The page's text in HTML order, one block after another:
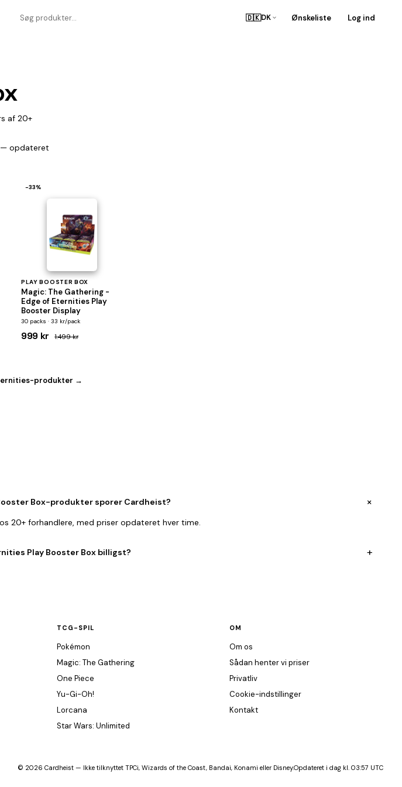
🇩🇰DK Ønskeliste Log ind
af 20+
— opdateret
−33%
PLAY BOOSTER BOX
Magic: The Gathering -
Edge of Eternities Play
Booster Display
30 packs · 33 kr/pack
999 kr 1.499 kr
produkter →
Box-produkter sporer Cardheist? +
20+ forhandlere, med priser opdateret hver time.
Play Booster Box billigst? +
TCG-SPIL
Pokémon
Magic: The Gathering
One Piece
Yu-Gi-Oh!
Lorcana
Star Wars: Unlimited
OM
Om os
Sådan henter vi priser
Privatliv
Cookie-indstillinger
Kontakt
© 2026 Cardheist — Ikke tilknyttet TPCi, Wizards of the Coast, Bandai, Konami eller Disney.Opdateret i dag kl. 03:57 UTC